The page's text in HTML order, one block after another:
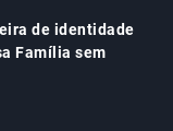
de identidade
Família sem